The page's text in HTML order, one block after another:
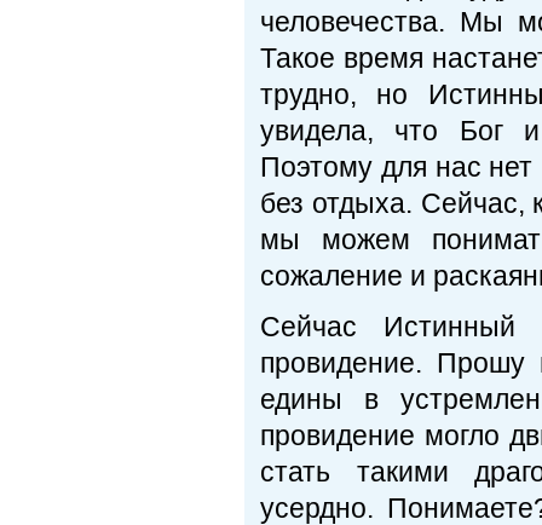
человечества. Мы
Такое время
трудно, но
увидела, что Бог
Поэтому для нас
без отдыха. Сейчас,
мы можем
сожаление и
Сейчас
провидение.
едины в
провидение могло
стать такими
усердно.